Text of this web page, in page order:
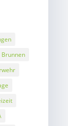
Brunnen